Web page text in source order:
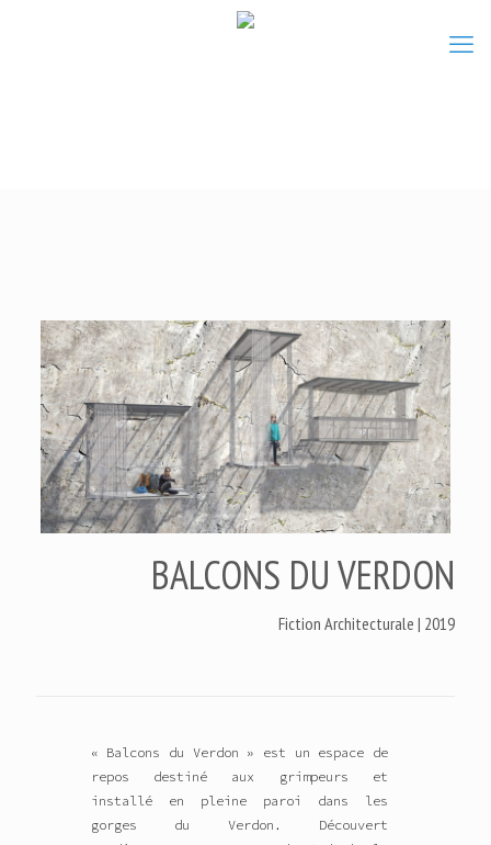
BALCONS DU VERDON
Fiction Architecturale | 2019
« Balcons du Verdon » est un espace de
repos destiné aux grimpeurs et
installé en pleine paroi dans les
gorges du Verdon. Découvert